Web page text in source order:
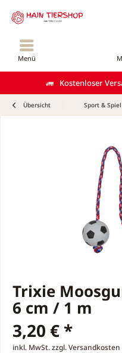
Kostenloser
Menü
Übersicht Sport & Spiel
Trixie
6 cm / 1 m
3,20 € *
inkl. MwSt.zzgl. Versandkosten